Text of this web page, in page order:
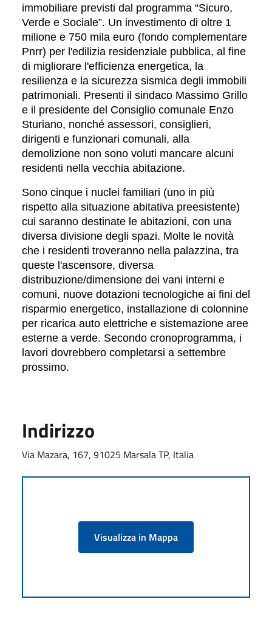
immobiliare previsti dal programma “Sicuro,
Verde e Sociale”. Un investimento di oltre 1
milione e 750 mila euro (fondo complementare
Pnrr) per l'edilizia residenziale pubblica, al fine
di migliorare l'efficienza energetica, la
resilienza e la sicurezza sismica degli immobili
patrimoniali. Presenti il sindaco Massimo Grillo
e il presidente del Consiglio comunale Enzo
Sturiano, nonché assessori, consiglieri,
dirigenti e funzionari comunali, alla
demolizione non sono voluti mancare alcuni
residenti nella vecchia abitazione.
Sono cinque i nuclei familiari (uno in più
rispetto alla situazione abitativa preesistente)
cui saranno destinate le abitazioni, con una
diversa divisione degli spazi. Molte le novità
che i residenti troveranno nella palazzina, tra
queste l'ascensore, diversa
distribuzione/dimensione dei vani interni e
comuni, nuove dotazioni tecnologiche ai fini del
risparmio energetico, installazione di colonnine
per ricarica auto elettriche e sistemazione aree
esterne a verde. Secondo cronoprogramma, i
lavori dovrebbero completarsi a settembre
prossimo.
Indirizzo
Via Mazara, 167, 91025 Marsala TP, Italia
Visualizza in Mappa